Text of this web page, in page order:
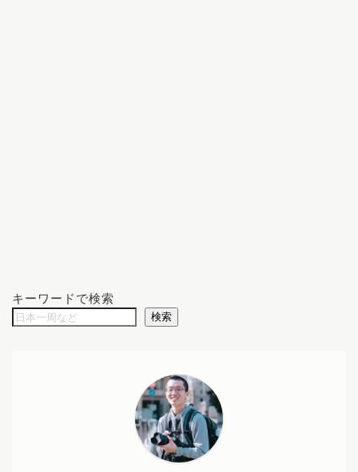
キーワードで検索
検索